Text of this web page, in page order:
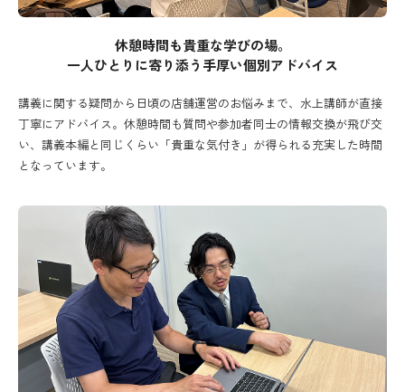
休憩時間も貴重な学びの場。
一人ひとりに寄り添う手厚い個別アドバイス
講義に関する疑問から日頃の店舗運営のお悩みまで、水上講師が直接
丁寧にアドバイス。休憩時間も質問や参加者同士の情報交換が飛び交
い、講義本編と同じくらい「貴重な気付き」が得られる充実した時間
となっています。